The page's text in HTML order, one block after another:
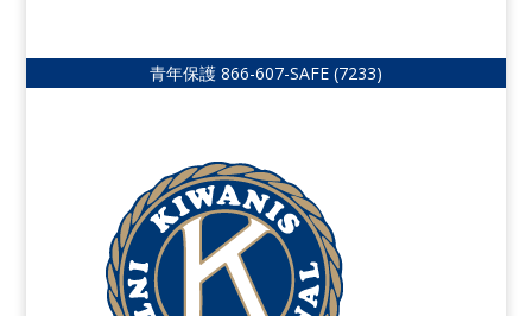
青年保護 866-607-SAFE (7233)